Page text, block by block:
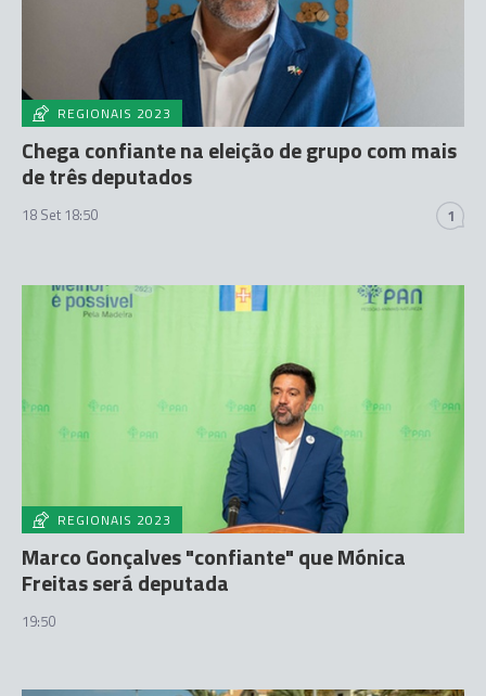
REGIONAIS 2023
Chega confiante na eleição de grupo com mais
de três deputados
18 Set 18:50 1
REGIONAIS 2023
Marco Gonçalves "confiante" que Mónica
Freitas será deputada
19:50